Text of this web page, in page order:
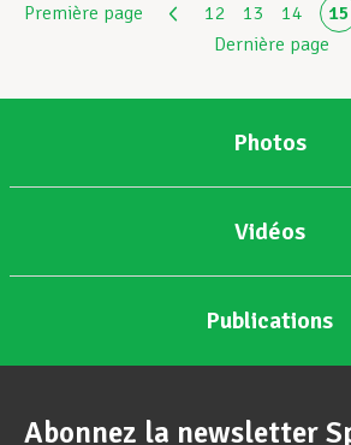
Première page 12 13 14 15
Dernière page
Photos
Vidéos
Publications
Abonnez la newsletter